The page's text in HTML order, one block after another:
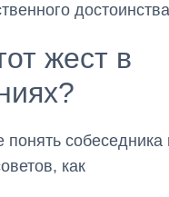
жест в
собеседника
как